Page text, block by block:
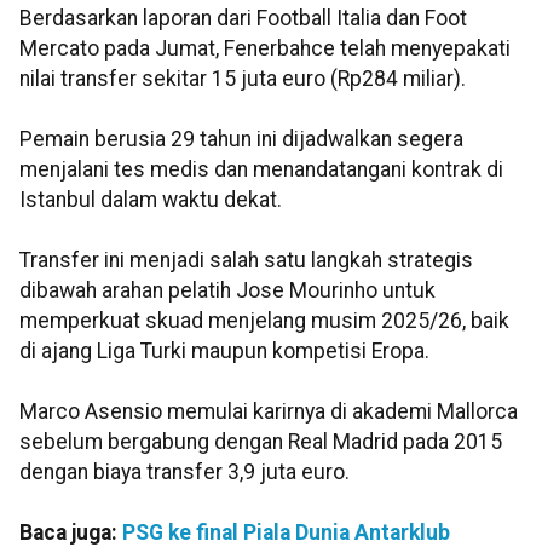
Berdasarkan laporan dari Football Italia dan Foot
Mercato pada Jumat, Fenerbahce telah menyepakati
nilai transfer sekitar 15 juta euro (Rp284 miliar).
Pemain berusia 29 tahun ini dijadwalkan segera
menjalani tes medis dan menandatangani kontrak di
Istanbul dalam waktu dekat.
Transfer ini menjadi salah satu langkah strategis
dibawah arahan pelatih Jose Mourinho untuk
memperkuat skuad menjelang musim 2025/26, baik
di ajang Liga Turki maupun kompetisi Eropa.
Marco Asensio memulai karirnya di akademi Mallorca
sebelum bergabung dengan Real Madrid pada 2015
dengan biaya transfer 3,9 juta euro.
Baca juga: PSG ke final Piala Dunia Antarklub